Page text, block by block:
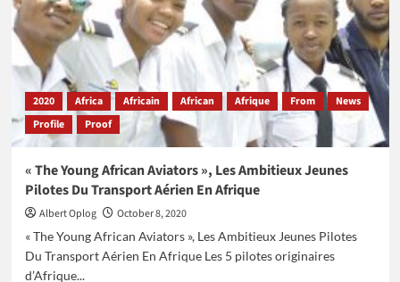
De
Motocross
Au
Zimbabwe
2020 Africa Africain African Afrique From
News
Profile
Proof
« The Young African Aviators », Les Ambitieux Jeunes
Pilotes Du Transport Aérien En Afrique
Albert Oplog
October 8, 2020
« The Young African Aviators », Les Ambitieux Jeunes Pilotes
Du Transport Aérien En Afrique Les 5 pilotes originaires
d’Afrique...